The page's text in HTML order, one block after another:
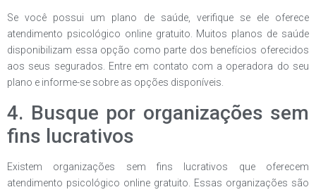
Se você possui um plano de saúde, verifique se ele oferece
atendimento psicológico online gratuito. Muitos planos de saúde
disponibilizam essa opção como parte dos benefícios oferecidos
aos seus segurados. Entre em contato com a operadora do seu
plano e informe-se sobre as opções disponíveis.
4. Busque por organizações sem
fins lucrativos
Existem organizações sem fins lucrativos que oferecem
atendimento psicológico online gratuito. Essas organizações são